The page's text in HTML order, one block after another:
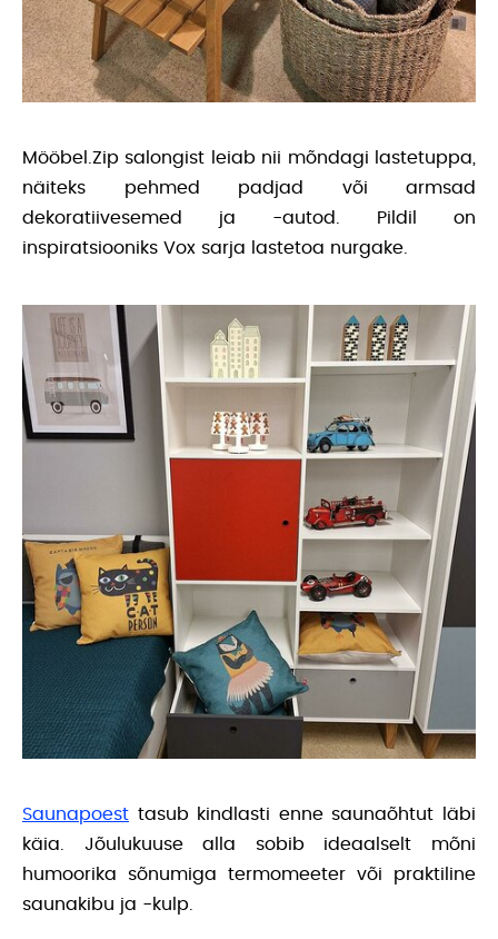
Mööbel.Zip salongist leiab nii mõndagi lastetuppa,
näiteks pehmed padjad või armsad
dekoratiivesemed ja -autod. Pildil on
inspiratsiooniks Vox sarja lastetoa nurgake.
Saunapoest tasub kindlasti enne saunaõhtut läbi
käia. Jõulukuuse alla sobib ideaalselt mõni
humoorika sõnumiga termomeeter või praktiline
saunakibu ja -kulp.